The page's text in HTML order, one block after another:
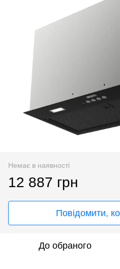
Немає в наявності
12 887 грн
Повідомити,
До обраного